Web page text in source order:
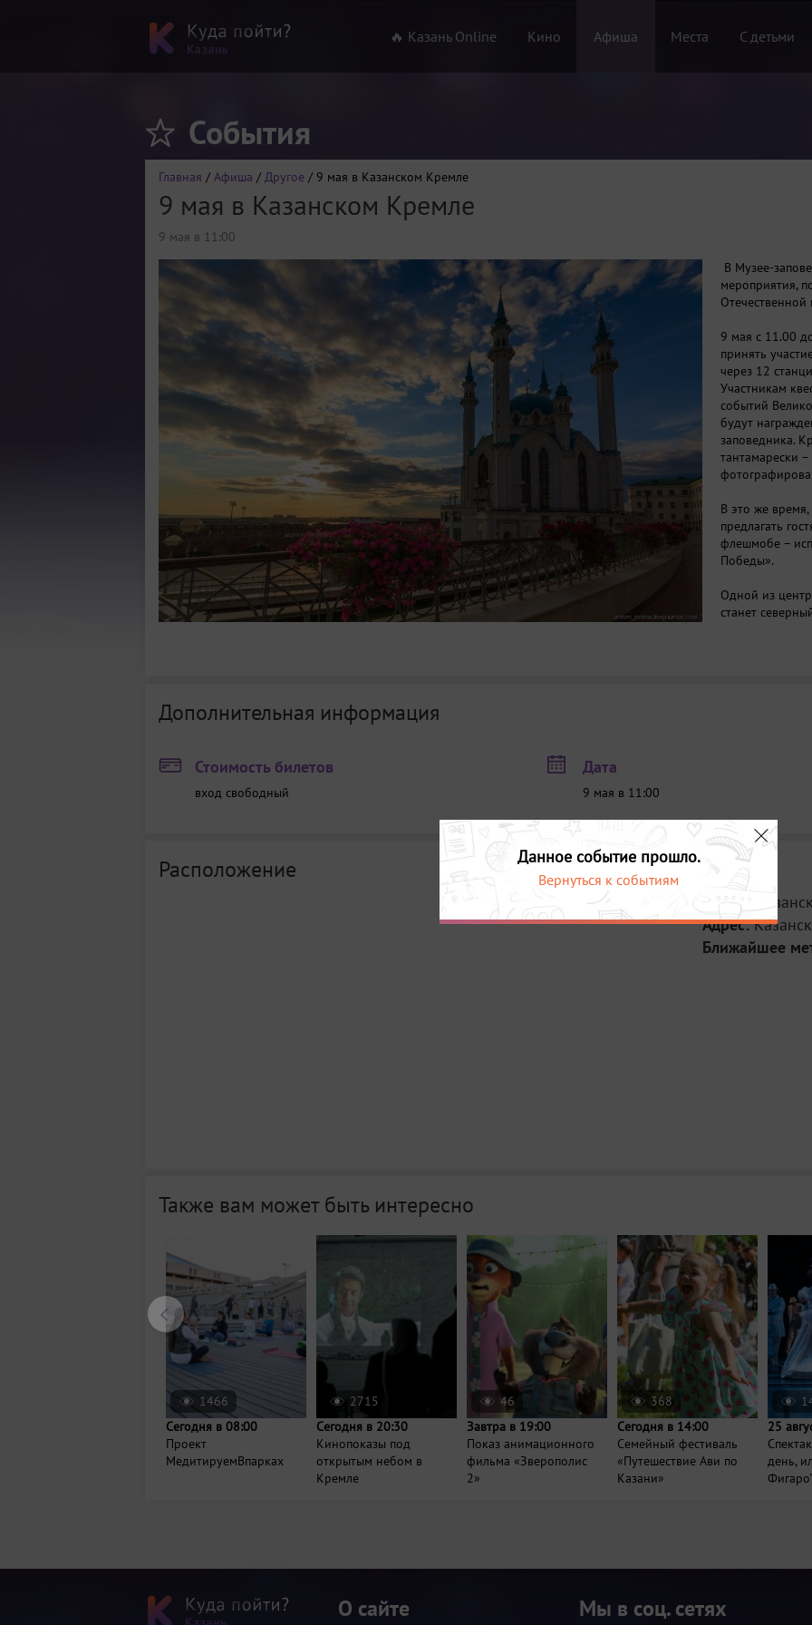
🔥 Казань Online Кино Афиша Места С детьми
События
Главная / Афиша / Другое / 9 мая в Казанском Кремле
9 мая в Казанском Кремле
9 мая в 11:00
В Музее-
мероприятия,
Отечественной
9 мая с 11.00
принять
через 12
Участникам
событий
будут
заповедника.
тантамарески
В это же
предлагать
флешмобе –
Победы».
Одной из
станет
К.Хабенского.
произведения
неповторимую
Начало
В 20.00 на
Григория
московский
«Дневник Анны
нацистском
произведения
Дополнительная информация
Стоимость билетов
вход свободный
Дата
9 мая в 11:00
Расположение
Место:
Адрес:
Ближайшее
Также вам может быть интересно
1466
Сегодня в 08:00
Проект
МедитируемВпарках
2715
Сегодня в 20:30
Кинопоказы под
открытым небом в
Кремле
46
Завтра в 19:00
Показ анимационного
фильма «Зверополис
2»
368
Сегодня в 14:00
Семейный фестиваль
«Путешествие Ави по
Казани»
25
день,
Фигаро"
Данное событие прошло.
Вернуться к событиям
О сайте Мы в соц. сетях